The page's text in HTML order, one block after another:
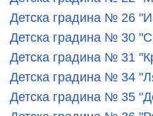
Детска градина № 26
Детска градина № 30
Детска градина № 31
Детска градина № 34
Детска градина № 35